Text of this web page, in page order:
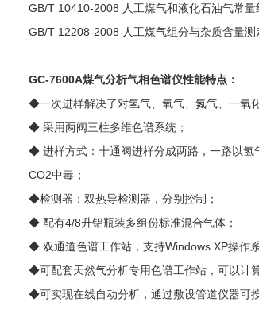
GB/T 10410-2008 人工煤气和液化石油气常
GB/T 12208-2008 人工煤气组分与杂质含量测
GC-7600A煤气分析气相色谱仪性能特点：
◆一次进样解决了对氢气、氧气、氮气、一氧
◆采用两阀三柱多维色谱系统；
◆进样方式：十通阀进样分成两路，一路以
CO2中毒；
◆检测器：双热导检测器，分别控制；
◆配有4/8升铝瓶装多组份标准混合气体；
◆双通道色谱工作站，支持Windows XP操作
◆可配套天然气分析专用色谱工作站，可以计
◆可实现在线自动分析，通过敷设管道仪器可